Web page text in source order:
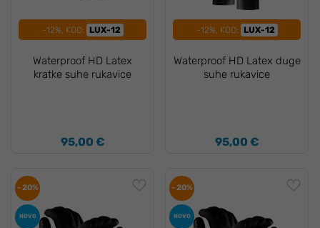
-12%, KOD: LUX-12
Waterproof HD Latex
kratke suhe rukavice
95,00 €
-12%, KOD: LUX-12
Waterproof HD Latex duge
suhe rukavice
95,00 €
- 20%
NOVO
- 20%
NOVO